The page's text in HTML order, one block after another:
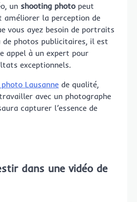
un shooting photopeut
améliorer la perception de
vous ayez besoin de portraits
de photos publicitaires, il est
appel à un expert pour
exceptionnels.
Lausanne de qualité,
avec un photographe
capturer l’essence de
dans une vidéo de